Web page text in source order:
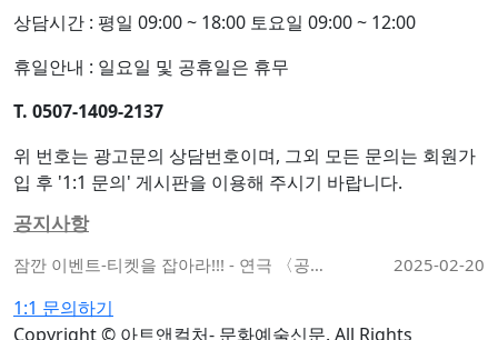
상담시간 : 평일 09:00 ~ 18:00 토요일 09:00 ~ 12:00
휴일안내 : 일요일 및 공휴일은 휴무
T. 0507-1409-2137
위 번호는 광고문의 상담번호이며, 그외 모든 문의는 회원가
입 후 '1:1 문의' 게시판을 이용해 주시기 바랍니다.
공지사항
잠깐 이벤트-티켓을 잡아라!!! - 연극 〈공란〉 2025-02-20
1:1 문의하기
Copyright© 아트앤컬처- 문화예술신문. All Rights